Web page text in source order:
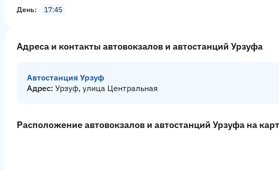
День 17:45
Адреса и контакты автовокзалов и автостанций Урзуфа
Автостанция Урзуф
Адрес: Урзуф, улица Центральная
Расположение автовокзалов и автостанций Урзуфа на